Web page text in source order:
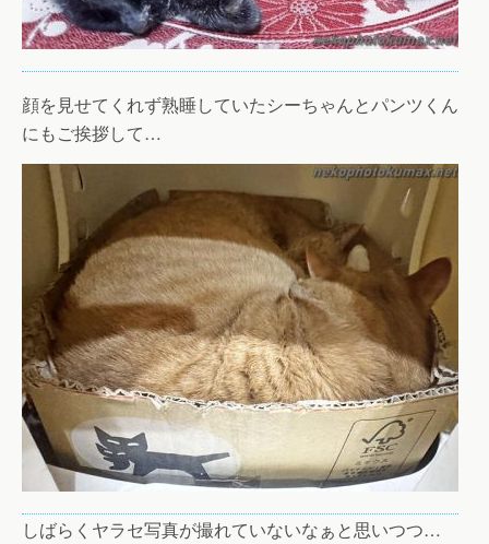
顔を見せてくれず熟睡していたシーちゃんとパンツくん
にもご挨拶して…
しばらくヤラセ写真が撮れていないなぁと思いつつ…